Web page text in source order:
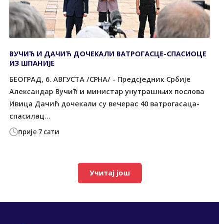
прије 7 сати
ВУЧИЋ И ДАЧИЋ ДОЧЕКАЛИ ВАТРОГАСЦЕ-СПАСИОЦЕ
ИЗ ШПАНИЈЕ
БЕОГРАД, 6. АВГУСТА /СРНА/ - Предсједник Србије
Александар Вучић и министар унутрашњих послова
Ивица Дачић дочекали су вечерас 40 ватрогасаца-
спасилац...
Учитај још